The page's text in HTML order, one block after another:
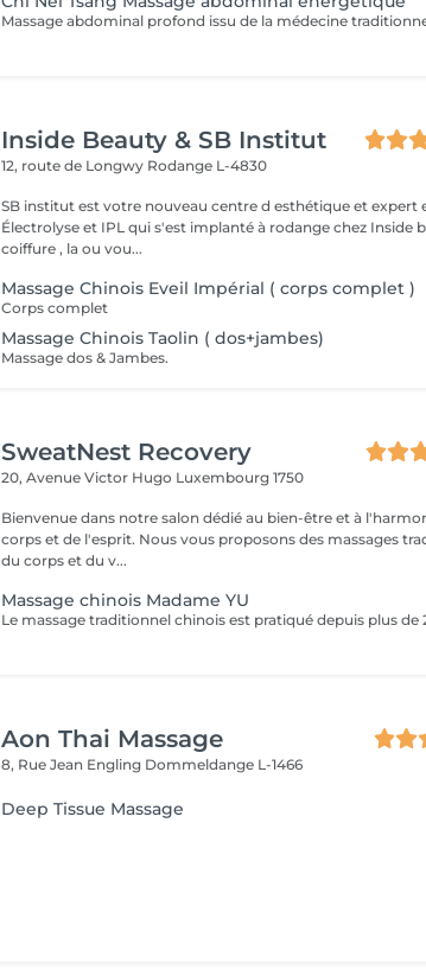
Inside Beauty & SB Institut
12, route de Longwy Rodange L-4830
SB institut est votre nouveau centre d esthétique et expert
Électrolyse et IPL qui s'est implanté à rodange chez Inside
coiffure , la ou vou...
Massage Chinois Eveil Impérial ( corps complet )
Corps complet
Massage Chinois Taolin ( dos+jambes)
Massage dos & Jambes.
SweatNest Recovery
20, Avenue Victor Hugo Luxembourg 1750
Bienvenue dans notre salon dédié au bien-être et à
corps et de l'esprit. Nous vous proposons des massages
du corps et du v...
Massage chinois Madame YU
Aon Thai Massage
8, Rue Jean Engling Dommeldange L-1466
Deep Tissue Massage